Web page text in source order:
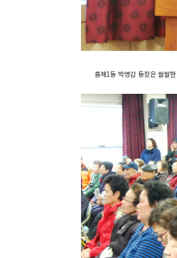
홍제1동 박영갑 동장은 쌀쌀